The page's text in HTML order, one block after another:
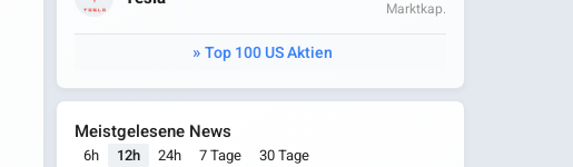
Marktkap.
Top 100 US Aktien
Meistgelesene News
6h 12h 24h 7 Tage 30 Tage